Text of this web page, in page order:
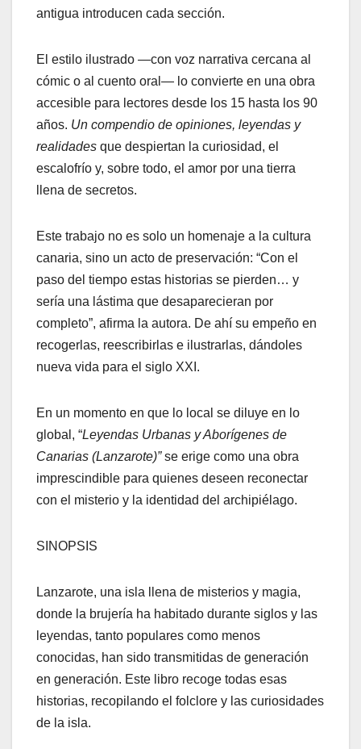
antigua introducen cada sección.
El estilo ilustrado —con voz narrativa cercana al
cómic o al cuento oral— lo convierte en una obra
accesible para lectores desde los 15 hasta los 90
años. Un compendio de opiniones, leyendas y
realidades que despiertan la curiosidad, el
escalofrío y, sobre todo, el amor por una tierra
llena de secretos.
Este trabajo no es solo un homenaje a la cultura
canaria, sino un acto de preservación: “Con el
paso del tiempo estas historias se pierden… y
sería una lástima que desaparecieran por
completo”, afirma la autora. De ahí su empeño en
recogerlas, reescribirlas e ilustrarlas, dándoles
nueva vida para el siglo XXI.
En un momento en que lo local se diluye en lo
global, “Leyendas Urbanas y Aborígenes de
Canarias (Lanzarote)”se erige como una obra
imprescindible para quienes deseen reconectar
con el misterio y la identidad del archipiélago.
SINOPSIS
Lanzarote, una isla llena de misterios y magia,
donde la brujería ha habitado durante siglos y las
leyendas, tanto populares como menos
conocidas, han sido transmitidas de generación
en generación. Este libro recoge todas esas
historias, recopilando el folclore y las curiosidades
de la isla.